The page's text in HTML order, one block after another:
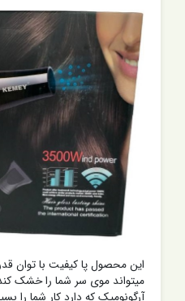
میتواند موی سر شما را خشک
آرگونومیک که دارد کار شما را